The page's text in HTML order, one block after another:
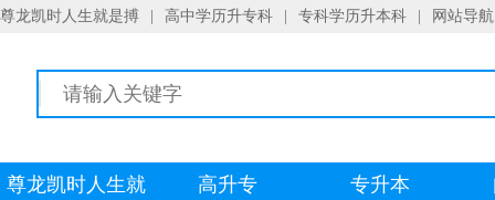
尊龙凯时人生就是搏 高中学历升专科 专科学历升本科 网站导航
尊龙凯时人生就
高升专 专升本